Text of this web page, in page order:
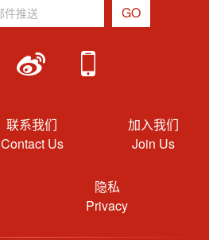
联系我们
Contact Us
加入我们
Join Us
隐私
Privacy